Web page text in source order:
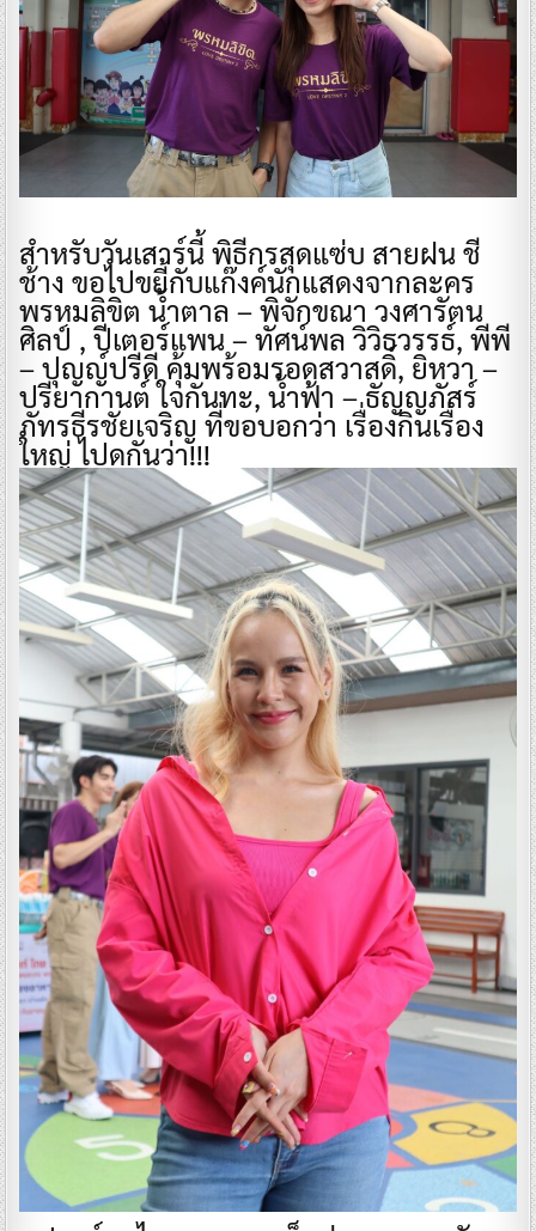
สำหรับวันเสาร์นี้ พิธีกรสุดแซ่บ สายฝน ชี
ช้าง ขอไปขยี้กับแก๊งค์นักแสดงจากละคร
พรหมลิขิต น้ำตาล – พิจักขณา วงศารัตน
ศิลป์ , ปีเตอร์แพน – ทัศน์พล วิวิธวรรธ์, พีพี
– ปุญญ์ปรีดี คุ้มพร้อมรอดสวาสดิ์, ยิหวา –
ปรียากานต์ ใจกันทะ, น้ำฟ้า – ธัญญภัสร์
ภัทรธีรชัยเจริญ ที่ขอบอกว่า เรื่องกินเรื่อง
ใหญ่ ไปดูกันว่า!!!